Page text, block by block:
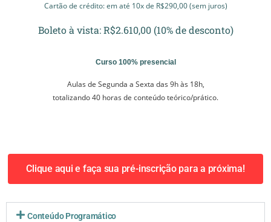
Cartão de crédito: em até 10x de R$290,00 (sem juros)
Boleto à vista: R$2.610,00 (10% de desconto)
Curso 100% presencial
Aulas de Segunda a Sexta das 9h às 18h,
totalizando 40 horas de conteúdo teórico/prático.
Clique aqui e faça sua pré-inscrição para a próxima!
Conteúdo Programático